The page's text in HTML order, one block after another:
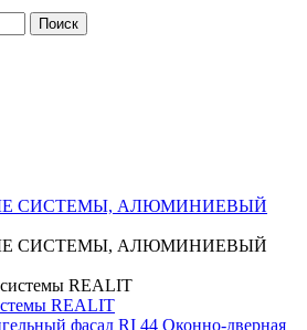
Поиск
СИСТЕМЫ, АЛЮМИНИЕВЫЙ
СИСТЕМЫ, АЛЮМИНИЕВЫЙ
REALIT
фасад RI 44 Оконно-дверная